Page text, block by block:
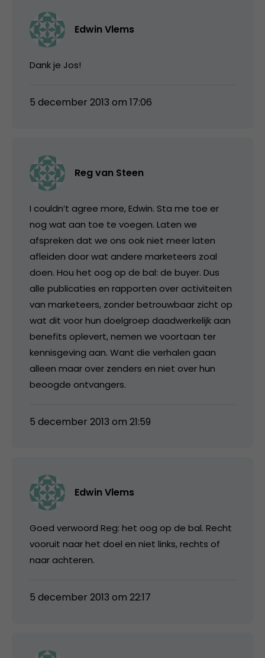
Edwin Vlems
Dank je Jos!
5 december 2013 om 17:06
Reg van Steen
I couldn’t agree more, Edwin. Sta me toe er
nog wat aan toe te voegen. Laten we
afspreken dat we ons ook niet meer laten
afleiden door wat andere marketeers zoal
doen. Hou het oog op de bal: de buyer. Dus
alle publicaties en rapporten over activiteiten
van marketeers, zonder betrouwbaar zicht op
wat dit voor hun doelgroep daadwerkelijk aan
benefits oplevert, nemen we voortaan ter
kennisgeving aan. Want die verhalen gaan
alleen maar over zenders en niet over hun
beoogde ontvangers.
5 december 2013 om 21:59
Edwin Vlems
Goed verwoord Reg: het oog op de bal. Recht
vooruit naar het doel en niet links, rechts of
naar achteren.
5 december 2013 om 22:17